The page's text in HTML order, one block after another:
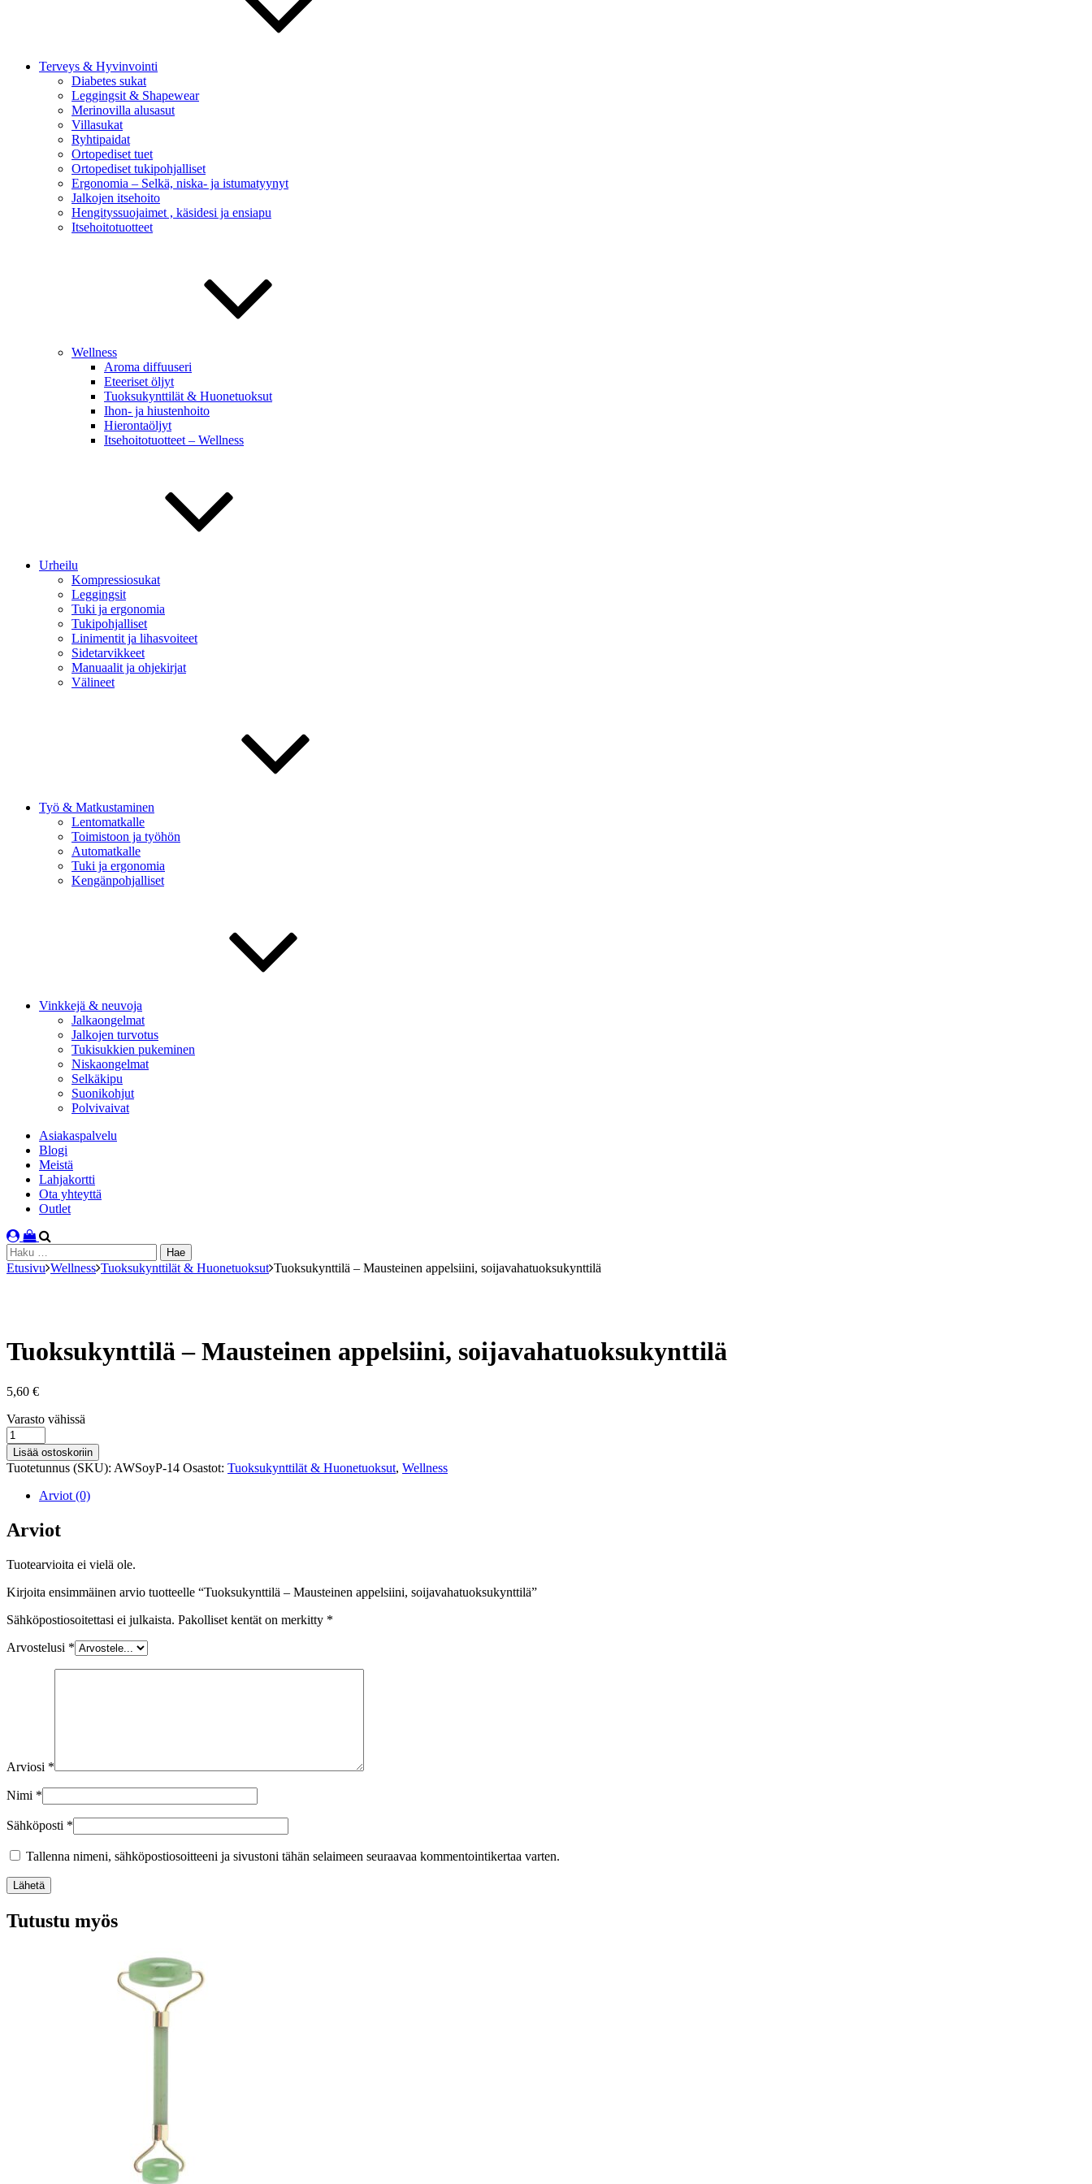
Terveys & Hyvinvointi
Diabetes sukat
Leggingsit & Shapewear
Merinovilla alusasut
Villasukat
Ryhtipaidat
Ortopediset tuet
Ortopediset tukipohjalliset
Ergonomia – Selkä, niska- ja istumatyynyt
Jalkojen itsehoito
Hengityssuojaimet , käsidesi ja ensiapu
Itsehoitotuotteet
Wellness
Aroma diffuuseri
Eteeriset öljyt
Tuoksukynttilät & Huonetuoksut
Ihon- ja hiustenhoito
Hierontaöljyt
Itsehoitotuotteet – Wellness
Urheilu
Kompressiosukat
Leggingsit
Tuki ja ergonomia
Tukipohjalliset
Linimentit ja lihasvoiteet
Sidetarvikkeet
Manuaalit ja ohjekirjat
Välineet
Työ & Matkustaminen
Lentomatkalle
Toimistoon ja työhön
Automatkalle
Tuki ja ergonomia
Kengänpohjalliset
Vinkkejä & neuvoja
Jalkaongelmat
Jalkojen turvotus
Tukisukkien pukeminen
Niskaongelmat
Selkäkipu
Suonikohjut
Polvivaivat
Asiakaspalvelu
Blogi
Meistä
Lahjakortti
Ota yhteyttä
Outlet
Haku:
Etusivu Wellness Tuoksukynttilät & Huonetuoksut Tuoksukynttilä – Mausteinen appelsiini, soijavahatuoksukynttilä
Tuoksukynttilä – Mausteinen appelsiini, soijavahatuoksukynttilä
5,60 €
Varastosaldo
Varasto vähissä
Tuoksukynttilä
-
Mausteinen
appelsiini,
soijavahatuoksukynttilä
Lisää ostoskoriin
Tuotetunnus (SKU): AWSoyP-14 Osastot: Tuoksukynttilät & Huonetuoksut, Wellness
Arviot (0)
Arviot
Tuotearvioita ei vielä ole.
Kirjoita ensimmäinen arvio tuotteelle “Tuoksukynttilä – Mausteinen appelsiini, soijavahatuoksukynttilä”
Sähköpostiosoitettasi ei julkaista. Pakolliset kentät on merkitty *
Arvostelusi *
Arviosi *
Nimi *
Sähköposti *
Tallenna nimeni, sähköpostiosoitteeni ja sivustoni tähän selaimeen seuraavaa kommentointikertaa varten.
Lähetä
Tutustu myös